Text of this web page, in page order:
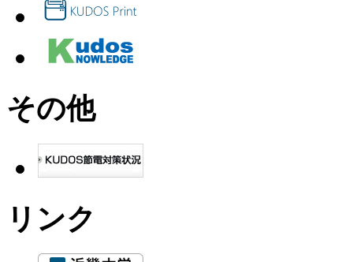
その他
リンク